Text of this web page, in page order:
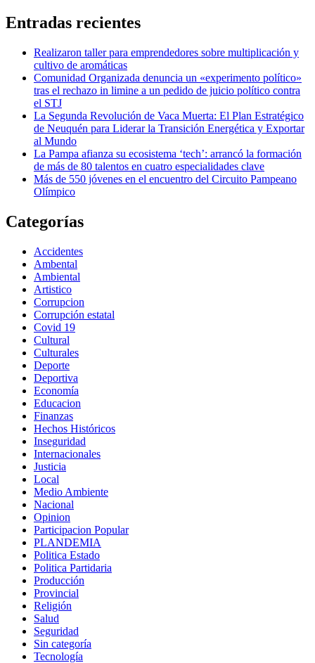
Entradas recientes
Realizaron taller para emprendedores sobre multiplicación y
cultivo de aromáticas
Comunidad Organizada denuncia un «experimento político»
tras el rechazo in limine a un pedido de juicio político contra
el STJ
La Segunda Revolución de Vaca Muerta: El Plan Estratégico
de Neuquén para Liderar la Transición Energética y Exportar
al Mundo
La Pampa afianza su ecosistema ‘tech’: arrancó la formación
de más de 80 talentos en cuatro especialidades clave
Más de 550 jóvenes en el encuentro del Circuito Pampeano
Olímpico
Categorías
Accidentes
Ambental
Ambiental
Artistico
Corrupcion
Corrupción estatal
Covid 19
Cultural
Culturales
Deporte
Deportiva
Economía
Educacion
Finanzas
Hechos Históricos
Inseguridad
Internacionales
Justicia
Local
Medio Ambiente
Nacional
Opinion
Participacion Popular
PLANDEMIA
Politica Estado
Politica Partidaria
Producción
Provincial
Religión
Salud
Seguridad
Sin categoría
Tecnología